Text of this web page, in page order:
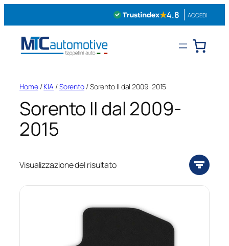
★4.8 ACCEDI
Home/KIA /Sorento / Sorento II dal 2009-2015
Sorento II dal 2009-
2015
Visualizzazione del risultato